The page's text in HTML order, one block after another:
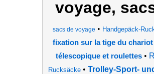
voyage,
sacs de voyage • Handgepäck-
fixation sur la tige du chariot
télescopique et roulettes •
Rucksäcke • Trolley-Sport-